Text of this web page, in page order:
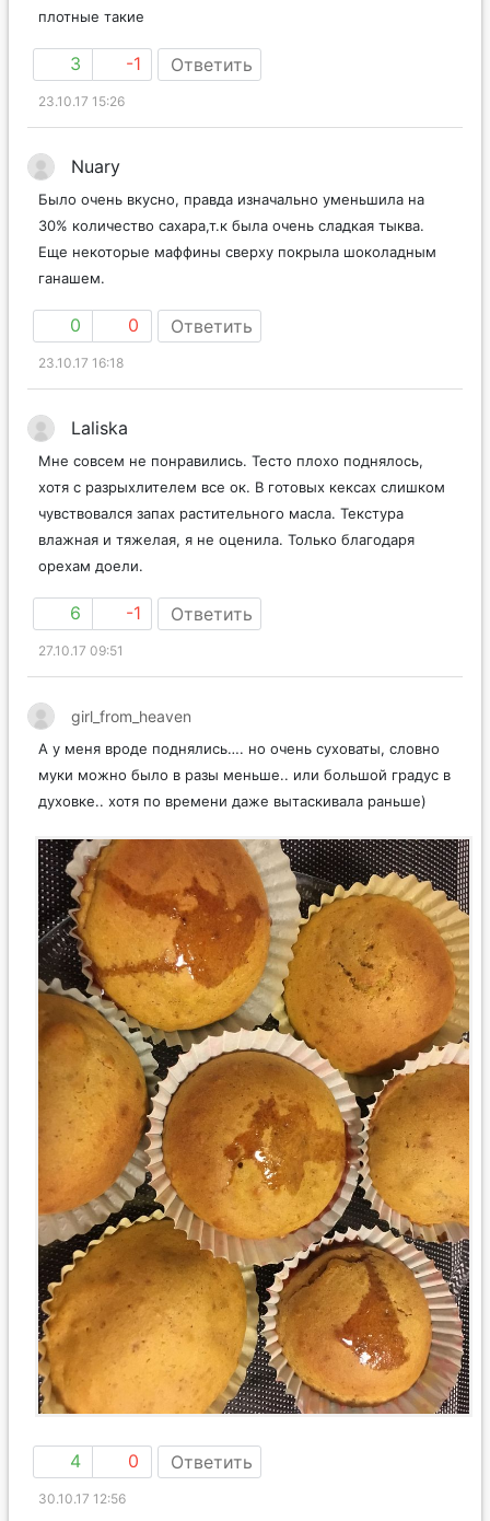
плотные такие
3 -1 Ответить
23.10.17 15:26
Nuary
Было очень вкусно, правда изначально уменьшила на
30% количество сахара,т.к была очень сладкая тыква.
Еще некоторые маффины сверху покрыла шоколадным
ганашем.
0 0 Ответить
23.10.17 16:18
Laliska
Мне совсем не понравились. Тесто плохо поднялось,
хотя с разрыхлителем все ок. В готовых кексах слишком
чувствовался запах растительного масла. Текстура
влажная и тяжелая, я не оценила. Только благодаря
орехам доели.
6 -1 Ответить
27.10.17 09:51
girl_from_heaven
А у меня вроде поднялись…. но очень суховаты, словно
муки можно было в разы меньше.. или большой градус в
духовке.. хотя по времени даже вытаскивала раньше)
4 0 Ответить
30.10.17 12:56